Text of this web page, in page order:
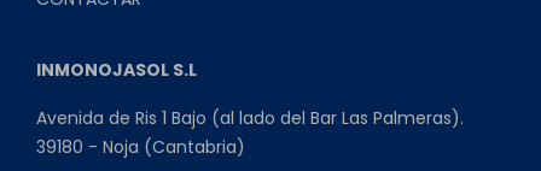
INMONOJASOL S.L
Avenida de Ris 1 Bajo (al lado del Bar Las Palmeras).
39180 - Noja (Cantabria)